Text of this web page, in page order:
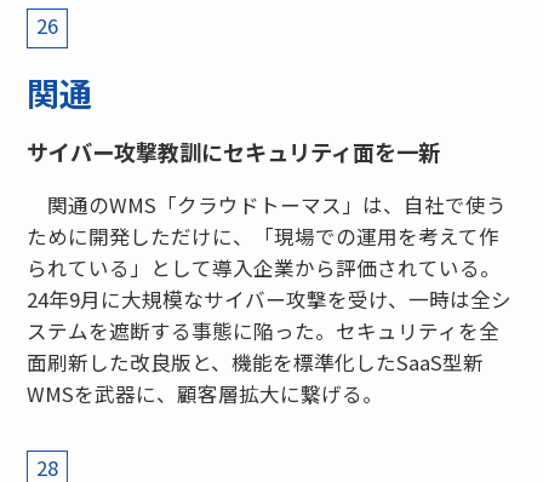
26
関通
サイバー攻撃教訓にセキュリティ面を一新
関通のWMS「クラウドトーマス」は、自社で使う
ために開発しただけに、「現場での運用を考えて作
られている」として導入企業から評価されている。
24年9月に大規模なサイバー攻撃を受け、一時は全シ
ステムを遮断する事態に陥った。セキュリティを全
面刷新した改良版と、機能を標準化したSaaS型新
WMSを武器に、顧客層拡大に繋げる。
28